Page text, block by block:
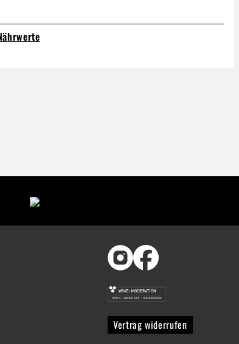
Vertrag widerrufen